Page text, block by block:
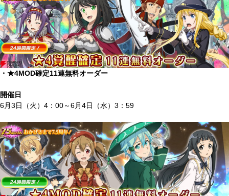
・★4MOD確定11連無料オーダー
開催日
6月3日（火）4：00～6月4日（水）3：59